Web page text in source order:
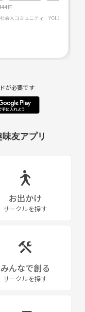
件
が必要です
友アプリ
お出かけ
サークルを探す
みんなで創る
サークルを探す